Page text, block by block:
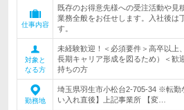
仕事内容
既存のお得意先様への受注活動や見
業務全般をお任せします。入社後は
す。
対象と
なる方
未経験歓迎！＜必須要件＞高卒以
長期キャリア形成を図るため）＜歓
持ちの方
勤務地
埼玉県羽生市小松台2-705-34 ※転
い入れ直後】上記事業所 【変…